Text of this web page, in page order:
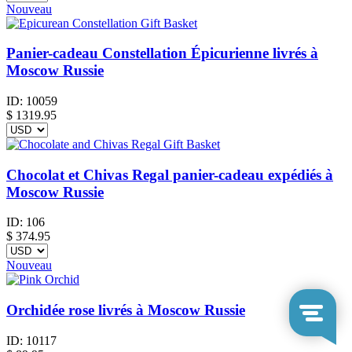
Nouveau
Panier-cadeau Constellation Épicurienne livrés à
Moscow Russie
ID: 10059
$ 1319.95
Chocolat et Chivas Regal panier-cadeau expédiés à
Moscow Russie
ID: 106
$ 374.95
Nouveau
Orchidée rose livrés à Moscow Russie
ID: 10117